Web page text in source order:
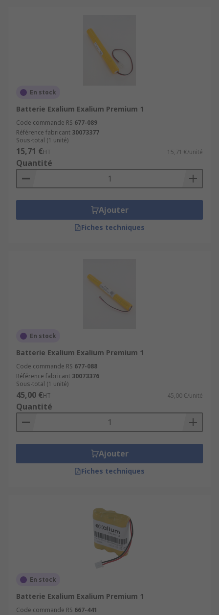
En stock
Batterie Exalium Exalium Premium 1
Code commande RS 677-089
Référence fabricant 30073377
Sous-total (1 unité)
15,71 €HT 15,71 €/unité
Quantité
Ajouter
Fiches techniques
En stock
Batterie Exalium Exalium Premium 1
Code commande RS 677-088
Référence fabricant 30073376
Sous-total (1 unité)
45,00 €HT 45,00 €/unité
Quantité
Ajouter
Fiches techniques
En stock
Batterie Exalium Exalium Premium 1
Code commande RS 667-441